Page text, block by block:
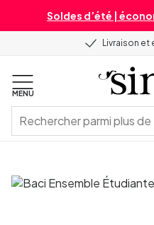
Soldes d’été |
Livraison et
MENU